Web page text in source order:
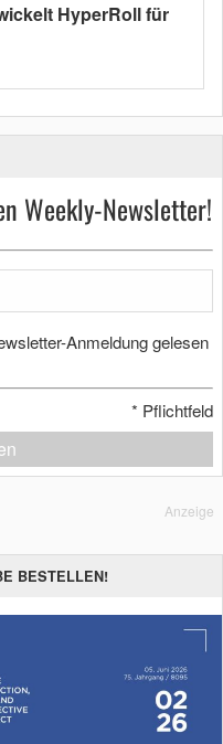
HyperRoll für
Weekly-Newsletter!
Anmeldung gelesen
* Pflichtfeld
Anzeige
BESTELLEN!